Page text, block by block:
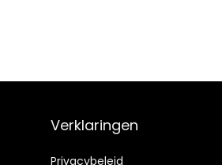
Verklaringen
Privacybeleid